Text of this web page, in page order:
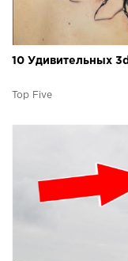
10 Удивительных
Top Five